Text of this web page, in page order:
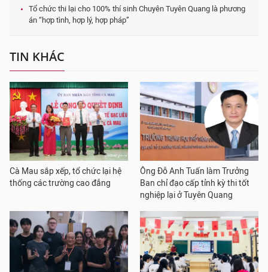
Tổ chức thi lại cho 100% thí sinh Chuyên Tuyên Quang là phương
án “hợp tình, hợp lý, hợp pháp”
TIN KHÁC
Cà Mau sắp xếp, tổ chức lại hệ
thống các trường cao đẳng
Ông Đỗ Anh Tuấn làm Trưởng
Ban chỉ đạo cấp tỉnh kỳ thi tốt
nghiệp lại ở Tuyên Quang